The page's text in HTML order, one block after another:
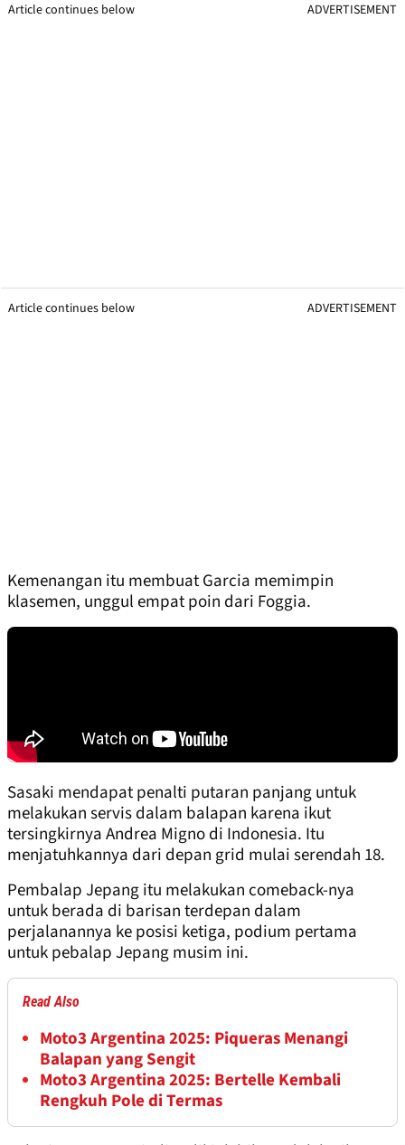
Article continues below ADVERTISEMENT
Article continues below ADVERTISEMENT
Kemenangan itu membuat Garcia memimpin
klasemen, unggul empat poin dari Foggia.
Sasaki mendapat penalti putaran panjang untuk
melakukan servis dalam balapan karena ikut
tersingkirnya Andrea Migno di Indonesia. Itu
menjatuhkannya dari depan grid mulai serendah 18.
Pembalap Jepang itu melakukan comeback-nya
untuk berada di barisan terdepan dalam
perjalanannya ke posisi ketiga, podium pertama
untuk pebalap Jepang musim ini.
Read Also
Moto3 Argentina 2025: Piqueras Menangi
Balapan yang Sengit
Moto3 Argentina 2025: Bertelle Kembali
Rengkuh Pole di Termas